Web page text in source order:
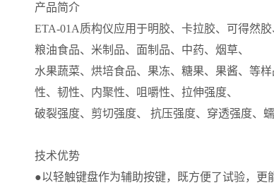
产品简介
ETA-01A质构仪应用于明胶、卡拉胶、可得然
粮油食品、米制品、面制品、中药、烟草、
水果蔬菜、烘培食品、果冻、糖果、果酱、等
性、韧性、内聚性、咀嚼性、拉伸强度、
破裂强度、剪切强度、 抗压强度、穿透强度、
技术优势
●以轻触键盘作为辅助按键，既方便了试验，更